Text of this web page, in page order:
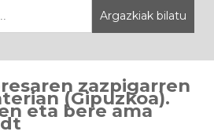
zazpigarren
(Gipuzkoa).
eta bere ama